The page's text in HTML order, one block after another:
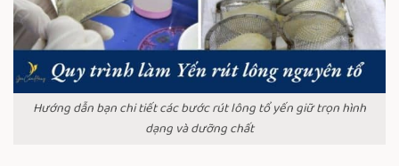
Hướng dẫn bạn chi tiết các bước rút lông tổ yến giữ trọn hình
dạng và dưỡng chất